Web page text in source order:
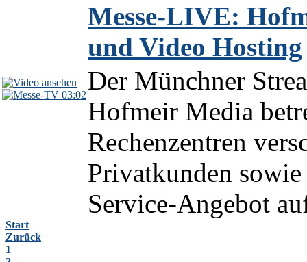
03:02
Messe-LIVE:
und Video Hosting
Der Münchner
Hofmeir Media
Rechenzentren
Privatkunden
Service-Angebot
Start
Zurück
1